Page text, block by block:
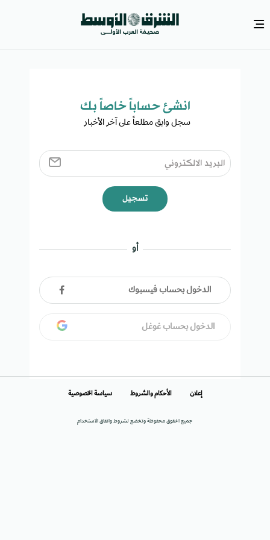
انشئ حساباً خاصاً بك​
سجل وابق مطلعاً على آخر الأخبار ​
تسجيل
أو
الدخول بحساب فيسبوك
الدخول بحساب غوغل
جميع الحقوق محفوظة وتخضع لشروط واتفاق الاستخدام
إعلان الأحكام والشروط سياسة الخصوصية